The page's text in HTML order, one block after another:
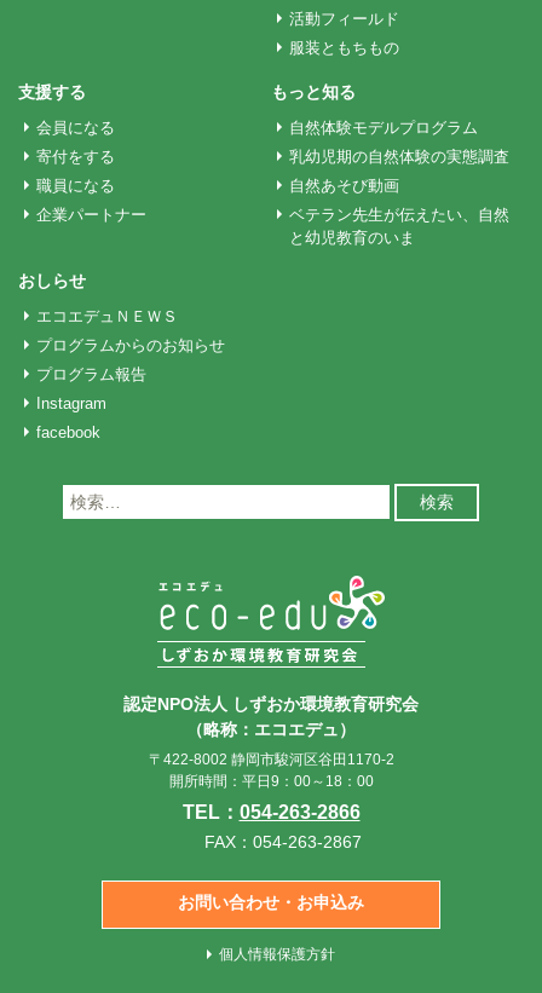
ョ
ン
活動フィールド
服装ともちもの
支援する
会員になる
寄付をする
職員になる
企業パートナー
もっと知る
自然体験モデルプログラム
乳幼児期の自然体験の実態調査
自然あそび動画
ベテラン先生が伝えたい、自然
と幼児教育のいま
おしらせ
エコエデュＮＥＷＳ
プログラムからのお知らせ
プログラム報告
Instagram
facebook
検
索:
認定NPO法人 しずおか環境教育研究会
（略称：エコエデュ）
〒422-8002 静岡市駿河区谷田1170-2
開所時間：平日9：00～18：00
TEL： 054-263-2866
FAX：054-263-2867
お問い合わせ・お申込み
個人情報保護方針